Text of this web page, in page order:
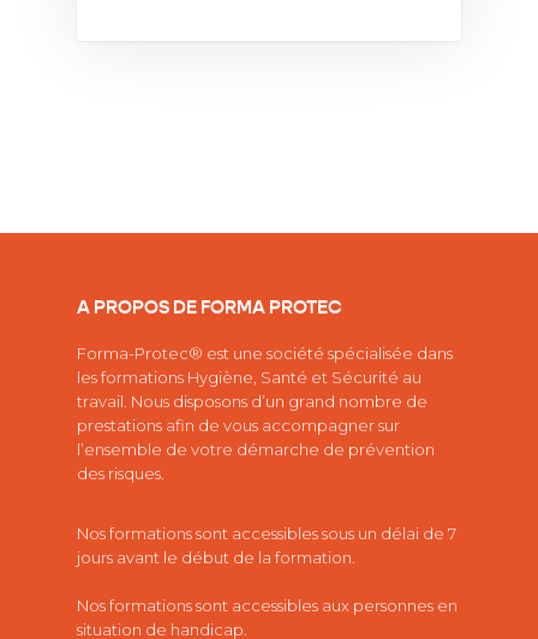
A PROPOS DE FORMA PROTEC
Forma-Protec® est une société spécialisée dans
lesformations Hygiène, Santé et Sécurité au
travail. Nous disposons d’un grand nombre de
prestations afin de vous accompagner sur
l’ensemble de votre démarche de prévention
des risques.
Nos formations sont accessibles sous un délai de 7
jours avant le début de la formation.
Nos formations sont accessibles aux personnes en
situation de handicap.